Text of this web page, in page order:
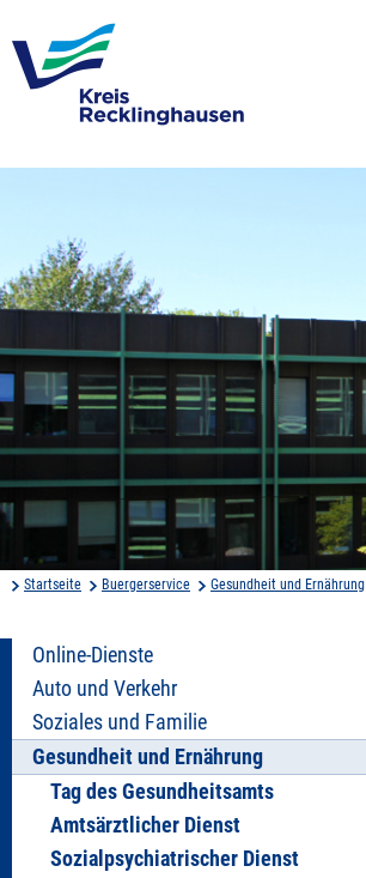
Startseite Buergerservice Gesundheit und Ernährung
Online-Dienste
Auto und Verkehr
Soziales und Familie
Gesundheit und Ernährung
Tag des Gesundheitsamts
Amtsärztlicher Dienst
Sozialpsychiatrischer Dienst